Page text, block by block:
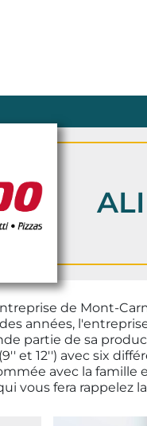
de Mont-
années,
partie de sa
et 12'') avec six
avec la famille
vous fera rappelez